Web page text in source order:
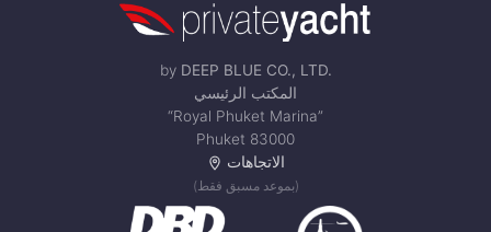
by DEEP BLUE CO., LTD.
المكتب الرئيسي
“Royal Phuket Marina”
Phuket 83000
الاتجاهات
(بموعد مسبق فقط)